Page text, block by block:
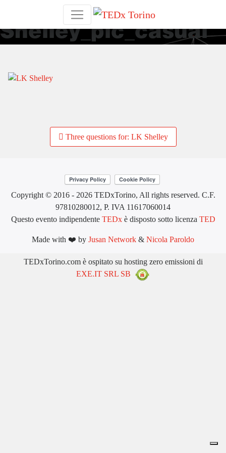
Shelley_pic_casual
Three questions for: LK Shelley
Copyright © 2016 - 2026 TEDxTorino, All rights reserved. C.F.
97810280012, P. IVA 11617060014
Questo evento indipendente TEDxè disposto sotto licenza TED
Made with ❤️ by Jusan Network & Nicola Paroldo
TEDxTorino.com è ospitato su hosting zero emissioni di
EXE.IT SRL SB